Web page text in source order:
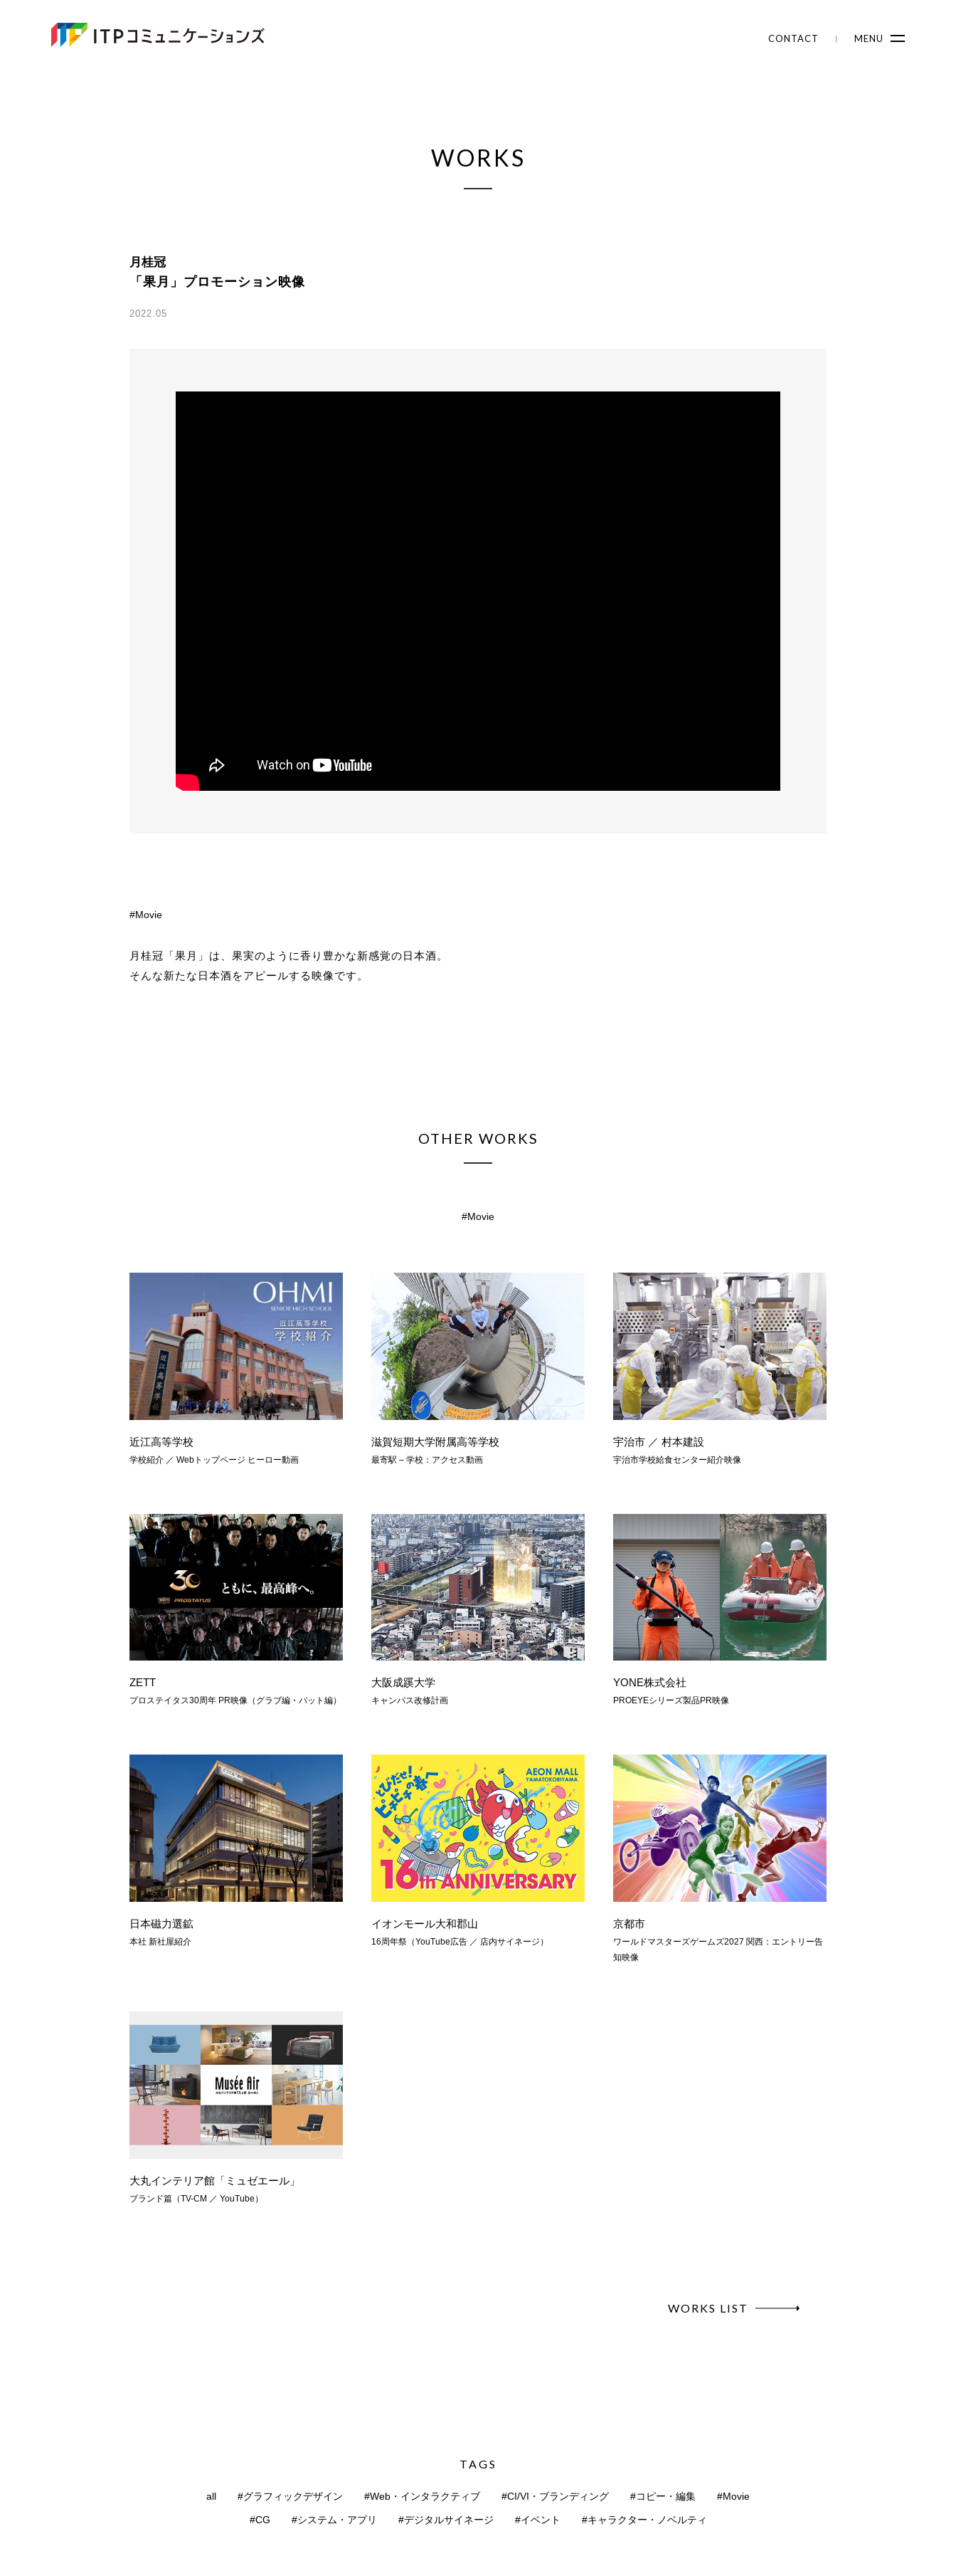
CONTACT MENU
WORKS
月桂冠
「果月」プロモーション映像
2022.05
Movie
月桂冠「果月」は、果実のように香り豊かな新感覚の日本酒。
そんな新たな日本酒をアピールする映像です。
OTHER WORKS
Movie
近江高等学校
学校紹介 ／ Webトップページ ヒーロー動画
滋賀短期大学附属高等学校
最寄駅 – 学校：アクセス動画
宇治市 ／ 村本建設
宇治市学校給食センター紹介映像
ZETT
プロステイタス30周年 PR映像（グラブ編・バット編）
大阪成蹊大学
キャンパス改修計画
YONE株式会社
PROEYEシリーズ製品PR映像
日本磁力選鉱
本社 新社屋紹介
イオンモール大和郡山
16周年祭（YouTube広告 ／ 店内サイネージ）
京都市
ワールドマスターズゲームズ2027 関西：エントリー告
知映像
大丸インテリア館「ミュゼエール」
ブランド篇（TV-CM ／ YouTube）
WORKS LIST
TAGS
all #グラフィックデザイン #Web・インタラクティブ #CI/VI・ブランディング #コピー・編集 #Movie
#CG #システム・アプリ #デジタルサイネージ #イベント #キャラクター・ノベルティ